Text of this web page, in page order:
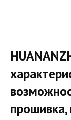
прошивка,